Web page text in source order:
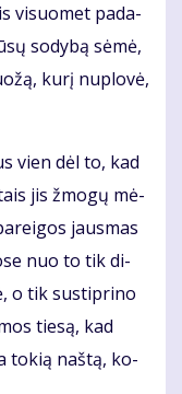
vi­suo­met pa­da­
so­dy­bą sė­mė,
ku­rį nu­plo­vė,
vien dėl to, kad
jis žmo­gų mė­
jaus­mas
nuo to tik di­
o tik su­stip­ri­no
tie­są, kad
to­kią naš­tą, ko­